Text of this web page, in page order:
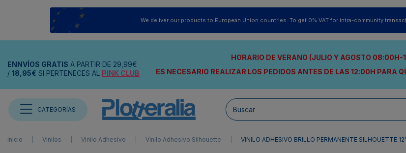
We deliver our products to European Union countries. To get 0% VAT for intra-community
ENNVÍOS GRATIS A PARTIR DE 29,99€
/ 18,95€ SI PERTENECES AL PINK CLUB
HORARIO DE VERANO (JULIO Y AGOSTO 08:00H-
ES NECESARIO REALIZAR LOS PEDIDOS ANTES DE LAS 12:00H PARA
CATEGORÍAS
Inicio Vinilos Vinilo Adhesivo Vinilo Adhesivo Silhouette VINILO ADHESIVO BRILLO PERMANENTE SILHOUETTE 12"